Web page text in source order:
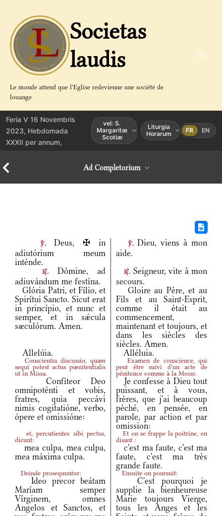
contenu
Societas
laudis
Le monde attend que l'Eglise redevienne une société de
louange
Feria V 16 Novembris
2023, Hebdomada
XXXII per annum,
vel: S.
Margaritæ
Scotiæ
Liturgia
Horarum
FR EN
Ad Completorium
v.Deus, ✠ in
adiutórium meum
inténde.
v.Dieu, viens à mon
aide.
r.Dómine, ad
adiuvándum me festína.
r. Seigneur, vite à mon
secours.
Glória Patri, et Fílio, et
Spirítui Sancto. Sicut erat
in princípio, et nunc et
semper, et in sǽcula
sæculórum. Amen.
Gloire au Père, et au
Fils et au Saint-Esprit,
comme il était au
commencement,
maintenant et toujours, et
dans les siècles des
siècles. Amen.
Allelúia.
Alléluia.
Conscientia discussio, quam
sequi potest actus pœnitentialis
ut in Missa.
Examen de conscience, qui
peut être suivi d'un acte de
pénitence comme à la Messe.
Confíteor Deo
omnipoténti et vobis,
fratres, quia peccávi
nimis cogitatióne, verbo,
ópere et omissióne:
Je confesse à Dieu tout
puissant, et à vous,
frères, que j'ai beaucoup
péché, en pensée, en
parole, par action et par
omission:
et, percutientes sibi pectus,
dicunt:
Et on se frappe la poitrine, en
disant :
mea culpa, mea culpa,
mea máxima culpa.
c'est ma faute, c'est ma
faute, c'est ma très
grande faute.
Deinde prosequuntur: Ensuite on poursuit:
Ideo precor beátam
Maríam semper
Vírginem, omnes
Angelos et Sanctos, et
C'est pourquoi je
supplie la bienheureuse
Marie toujours Vierge,
tous les Anges et les